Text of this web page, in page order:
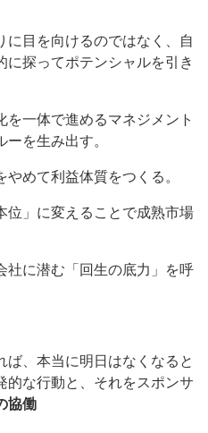
に目を向けるのではなく、自
に探ってポテンシャルを引き
を一体で進めるマネジメント
を生み出す。
やめて利益体質をつくる。
位」に変えることで成熟市場
社に潜む「回生の底力」を呼
ば、本当に明日はなくなると
的な行動と、それをスポンサ
協働